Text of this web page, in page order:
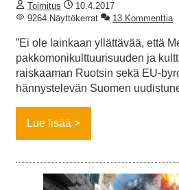
Toimitus
10.4.2017
9264 Näyttökerrat
13 Kommenttia
”Ei ole lainkaan yllättävää, että
pakkomonikulttuurisuuden ja
raiskaaman Ruotsin sekä EU-
hännystelevän Suomen
Lue lisää